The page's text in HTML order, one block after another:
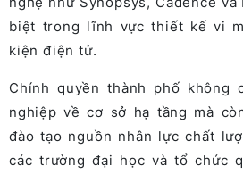
biệt trong lĩnh vực thiết kế vi
kiện điện tử.
Chính quyền thành phố không
nghiệp về cơ sở hạ tầng mà
đào tạo nguồn nhân lực chất
các trường đại học và tổ chức